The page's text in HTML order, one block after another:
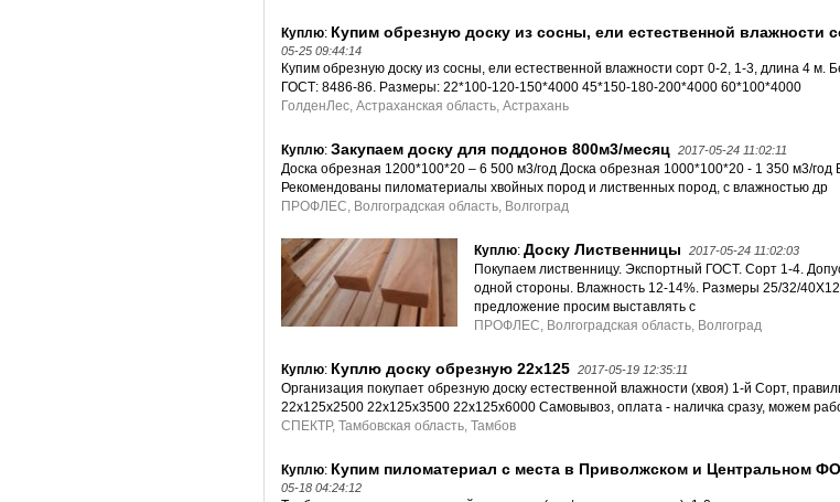
Куплю: Купим обрезную доску из сосны, ели естественной влажности
05-25 09:44:14
Купим обрезную доску из сосны, ели естественной влажности сорт 0-2, 1-3, длина 4 м.
ГОСТ: 8486-86. Размеры: 22*100-120-150*4000 45*150-180-200*4000 60*100*4000
ГолденЛес, Астраханская область, Астрахань
Куплю: Закупаем доску для поддонов 800м3/месяц 2017-05-24 11:02:11
Доска обрезная 1200*100*20 – 6 500 м3/год Доска обрезная 1000*100*20 - 1 350 м3/год
Рекомендованы пиломатериалы хвойных пород и лиственных пород, с влажностью др
ПРОФЛЕС, Волгоградская область, Волгоград
Куплю: Доску Лиственницы 2017-05-24 11:02:03
Покупаем лиственницу. Экспортный ГОСТ. Сорт 1-4.
одной стороны. Влажность 12-14%. Размеры 25/32/
предложение просим выставлять с
ПРОФЛЕС, Волгоградская область, Волгоград
Куплю: Куплю доску обрезную 22х125 2017-05-19 12:35:11
Организация покупает обрезную доску естественной влажности (хвоя) 1-й Сорт,
22х125х2500 22х125х3500 22х125х6000 Самовывоз, оплата - наличка сразу, можем
СПЕКТР, Тамбовская область, Тамбов
Куплю: Купим пиломатериал с места в Приволжском и Центральном
05-18 04:24:12